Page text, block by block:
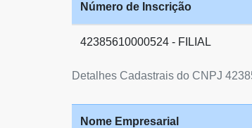
Detalhes Cadastrais do CNPJ
Número de Inscrição
42385610000524 - FILIAL
Nome Empresarial